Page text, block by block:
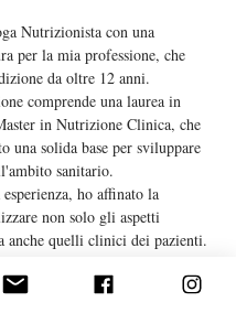
Nutrizionista con una
per la mia professione, che
da oltre 12 anni.
comprende una laurea in
in Nutrizione Clinica, che
una solida base per sviluppare
sanitario.
ho affinato la
non solo gli aspetti
anche quelli clinici dei pazienti.
alimentari personalizzate